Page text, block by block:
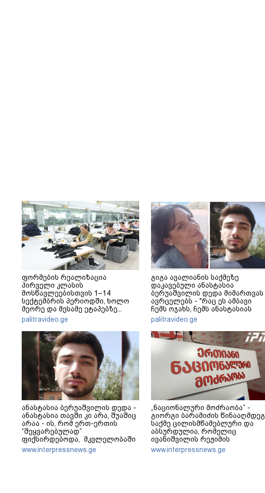
ფორმების რეალიზაცია
პირველი კლასის
მოსწავლეებისთვის 1–14
სექტემბრის პერიოდში, ხოლო
მეორე და მესამე ეტაპებზე...
palitravideo.ge
გიგა ავალიანის საქმეზე
დაკავებული ანასტასია
ბერუაშვილის დედა მიმართვას
ავრცელებს - "რაც ეს ამბავი
ჩემს ოჯახს, ჩემს ანასტასიას
გადახდა თავს, მის მერე მე მე
არ ვარ"
palitravideo.ge
ანასტასია ბერუაშვილის დედა -
ანასტასია თავში კი არა, შუაშიც
არაა - ის, რომ ერთ-ერთის
“შეყვარებულად”
ფიქსირდებოდა, მკვლელობაში
თანამონაწილეობაზე არ
მიუთითებს - უნდა დაერეკა
www.interpressnews.ge
„ნაციონალური მოძრაობა” -
გიორგი ბარამიძის წინააღმდეგ
საქმე ცილისმწამებლური და
აბსურდულია, რომელიც
ივანიშვილის რეჟიმის
პოლიტიკურ მიზნებსა და
რუსული პროპაგანდის
www.interpressnews.ge